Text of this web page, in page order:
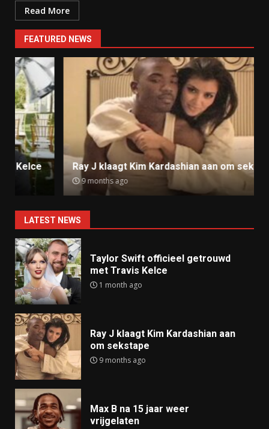
Read More
FEATURED NEWS
Ray J klaagt Kim Kardashian aan om sekstape
9 months ago
LATEST NEWS
Taylor Swift officieel getrouwd
met Travis Kelce
1 month ago
Ray J klaagt Kim Kardashian aan
om sekstape
9 months ago
Max B na 15 jaar weer
vrijgelaten